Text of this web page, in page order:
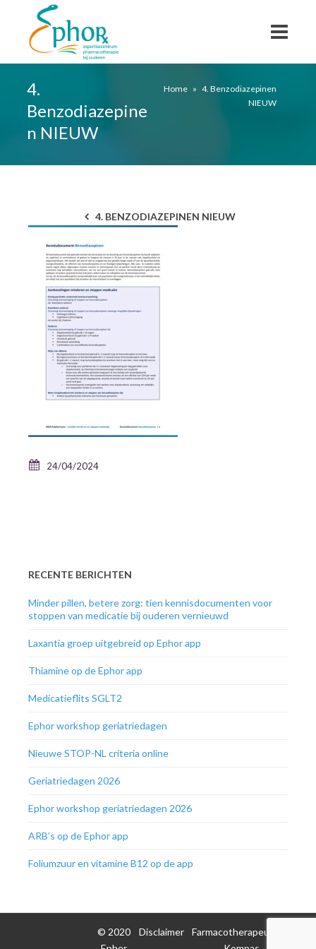
4.
Benzodiazepine
n NIEUW
Home » 4. Benzodiazepinen
NIEUW
4. BENZODIAZEPINEN NIEUW
24/04/2024
RECENTE BERICHTEN
Minder pillen, betere zorg: tien kennisdocumenten voor
stoppen van medicatie bij ouderen vernieuwd
Laxantia groep uitgebreid op Ephor app
Thiamine op de Ephor app
Medicatieflits SGLT2
Ephor workshop geriatriedagen
Nieuwe STOP-NL criteria online
Geriatriedagen 2026
Ephor workshop geriatriedagen 2026
ARB’s op de Ephor app
Foliumzuur en vitamine B12 op de app
© 2020
Disclaimer
Farmacotherapeutisch